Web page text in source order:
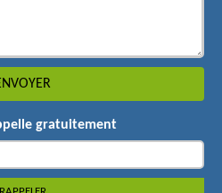
gratuitement